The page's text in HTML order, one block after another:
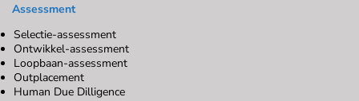
Assessment
Selectie-assessment
Ontwikkel-assessment
Loopbaan-assessment
Outplacement
Human Due Dilligence